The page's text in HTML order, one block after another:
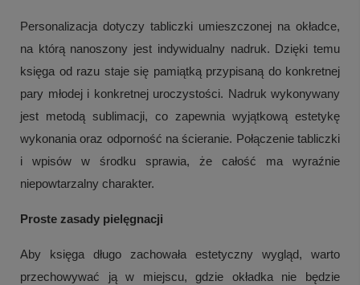
Personalizacja dotyczy tabliczki umieszczonej na okładce,
na którą nanoszony jest indywidualny nadruk. Dzięki temu
księga od razu staje się pamiątką przypisaną do konkretnej
pary młodej i konkretnej uroczystości. Nadruk wykonywany
jest metodą sublimacji, co zapewnia wyjątkową estetykę
wykonania oraz odporność na ścieranie. Połączenie tabliczki
i wpisów w środku sprawia, że całość ma wyraźnie
niepowtarzalny charakter.
Proste zasady pielęgnacji
Aby księga długo zachowała estetyczny wygląd, warto
przechowywać ją w miejscu, gdzie okładka nie będzie